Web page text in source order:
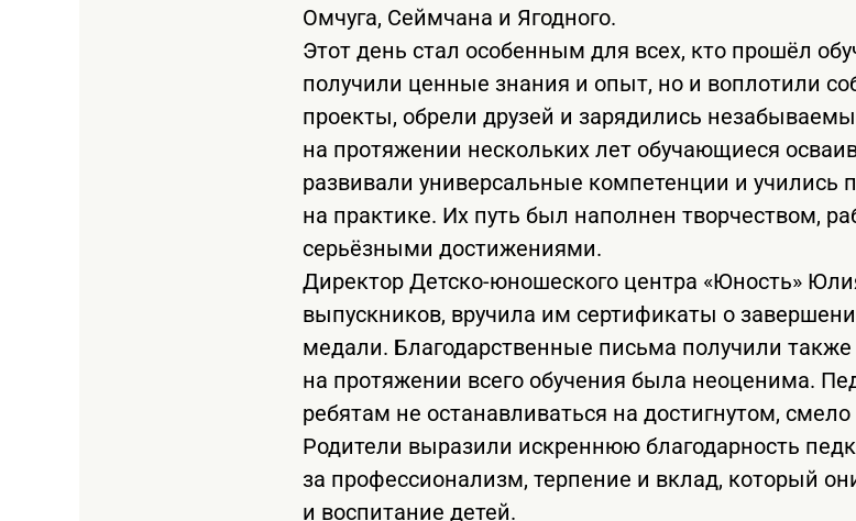
Омчуга, Сеймчана и Ягодного.
Этот день стал особенным для всех, кто прошёл
получили ценные знания и опыт, но и воплотили
проекты, обрели друзей и зарядились
на протяжении нескольких лет обучающиеся
развивали универсальные компетенции и учились
на практике. Их путь был наполнен творчеством,
серьёзными достижениями.
Директор Детско-юношеского центра «Юность»
выпускников, вручила им сертификаты о
медали. Благодарственные письма получили
на протяжении всего обучения была неоценима.
ребятам не останавливаться на достигнутом,
Родители выразили искреннюю благодарность
за профессионализм, терпение и вклад, который
и воспитание детей.